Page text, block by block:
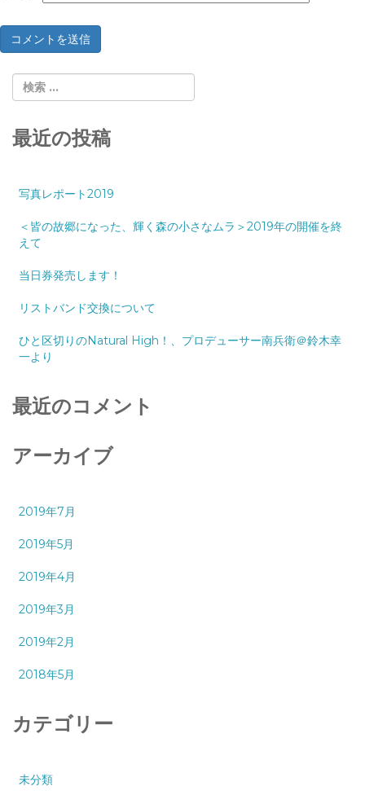
最近の投稿
写真レポート2019
＜皆の故郷になった、輝く森の小さなムラ＞2019年の開催を終
えて
当日券発売します！
リストバンド交換について
ひと区切りのNatural High！、プロデューサー南兵衛＠鈴木幸
一より
最近のコメント
アーカイブ
2019年7月
2019年5月
2019年4月
2019年3月
2019年2月
2018年5月
カテゴリー
未分類